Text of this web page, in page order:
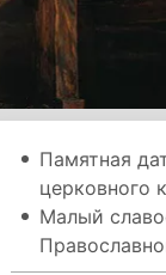
Памятная
церковного
Малый